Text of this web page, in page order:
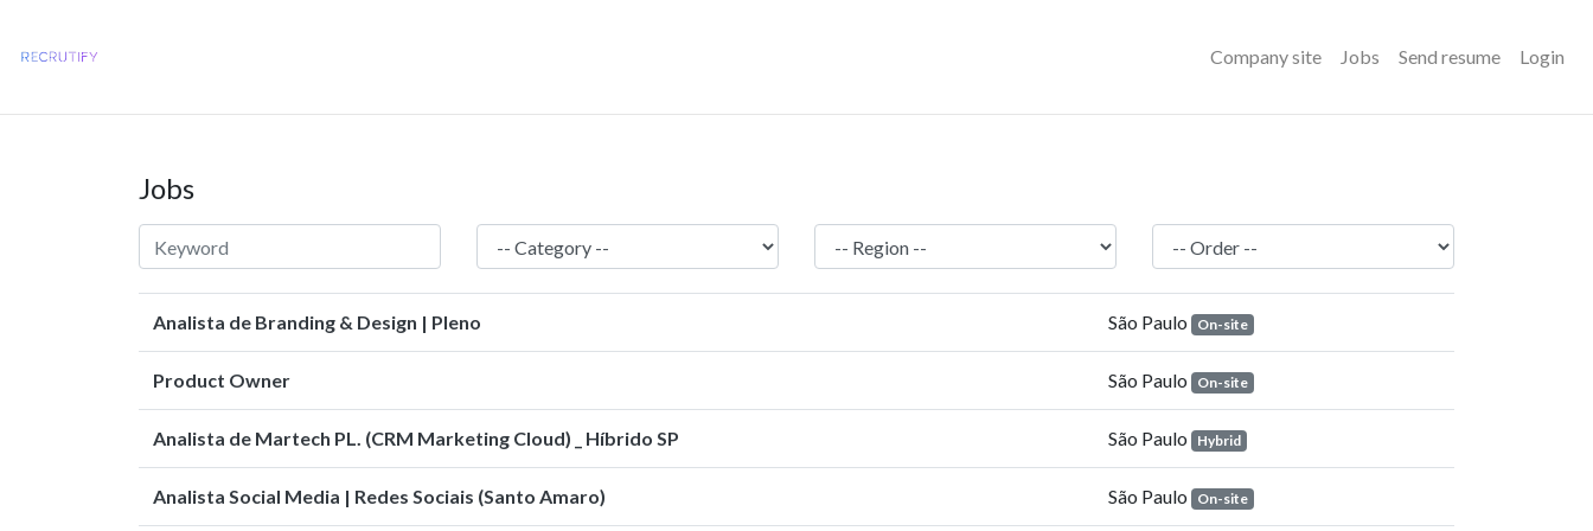
Company site Jobs Send resume Login
Jobs
Analista de Branding & Design | Pleno São Paulo On-site
Product Owner São Paulo On-site
Analista de Martech PL. (CRM Marketing Cloud) _ Híbrido SP São Paulo Hybrid
Analista Social Media | Redes Sociais (Santo Amaro) São Paulo On-site